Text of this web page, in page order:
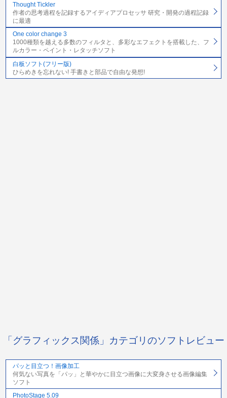
Thought Tickler
作者の思考過程を記録するアイディアプロセッサ 研究・開発の過程記録
に最適
One color change 3
1000種類を越える多数のフィルタと、多彩なエフェクトを搭載した、フ
ルカラー・ペイント・レタッチソフト
白板ソフト(フリー版)
ひらめきを忘れない! 手書きと部品で自由な発想!
「グラフィックス関係」カテゴリのソフトレビュー
パッと目立つ！画像加工
何気ない写真を「パッ」と華やかに目立つ画像に大変身させる画像編集
ソフト
PhotoStage 5.09